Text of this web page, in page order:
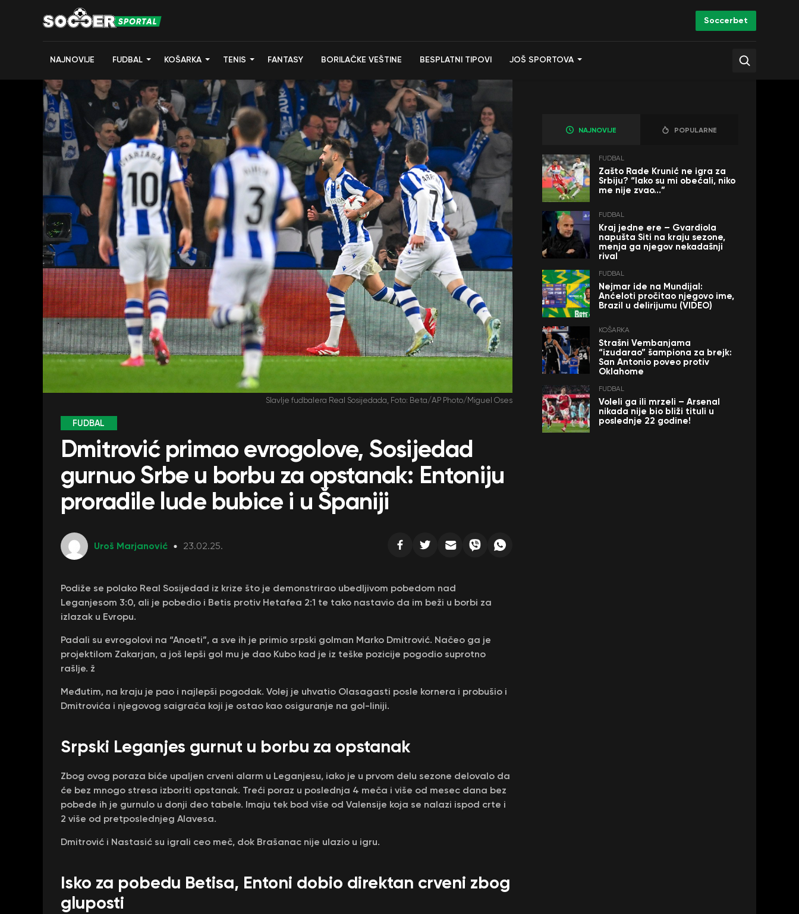
Soccerbet
NAJNOVIJE FUDBAL KOŠARKA TENIS FANTASY BORILAČKE VEŠTINE BESPLATNI TIPOVI JOŠ SPORTOVA
Slavlje fudbalera Real Sosijedada, Foto: Beta/AP Photo/Miguel Oses
FUDBAL
Dmitrović primao evrogolove, Sosijedad
gurnuo Srbe u borbu za opstanak: Entoniju
proradile lude bubice i u Španiji
Uroš Marjanović 23.02.25.
Podiže se polako Real Sosijedad iz krize što je demonstrirao ubedljivom pobedom nad
Leganjesom 3:0, ali je pobedio i Betis protiv Hetafea 2:1 te tako nastavio da im beži u borbi za
izlazak u Evropu.
Padali su evrogolovi na “Anoeti”, a sve ih je primio srpski golman Marko Dmitrović. Načeo ga je
projektilom Zakarjan, a još lepši gol mu je dao Kubo kad je iz teške pozicije pogodio suprotno
rašlje. ž
Međutim, na kraju je pao i najlepši pogodak. Volej je uhvatio Olasagasti posle kornera i probušio i
Dmitrovića i njegovog saigrača koji je ostao kao osiguranje na gol-liniji.
Srpski Leganjes gurnut u borbu za opstanak
Zbog ovog poraza biće upaljen crveni alarm u Leganjesu, iako je u prvom delu sezone delovalo da
će bez mnogo stresa izboriti opstanak. Treći poraz u poslednja 4 meča i više od mesec dana bez
pobede ih je gurnulo u donji deo tabele. Imaju tek bod više od Valensije koja se nalazi ispod crte i
2 više od pretposlednjeg Alavesa.
Dmitrović i Nastasić su igrali ceo meč, dok Brašanac nije ulazio u igru.
Isko za pobedu Betisa, Entoni dobio direktan crveni zbog
gluposti
NAJNOVIJE POPULARNE
FUDBAL
Zašto Rade Krunić ne igra za
Srbiju? “Iako su mi obećali, niko
me nije zvao…”
FUDBAL
Kraj jedne ere – Gvardiola
napušta Siti na kraju sezone,
menja ga njegov nekadašnji
rival
FUDBAL
Nejmar ide na Mundijal:
Anćeloti pročitao njegovo ime,
Brazil u delirijumu (VIDEO)
KOŠARKA
Strašni Vembanjama
“izudarao” šampiona za brejk:
San Antonio poveo protiv
Oklahome
FUDBAL
Voleli ga ili mrzeli – Arsenal
nikada nije bio bliži tituli u
poslednje 22 godine!